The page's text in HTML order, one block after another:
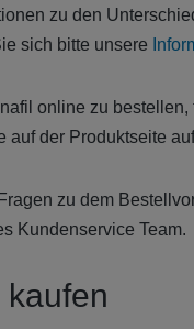
zu den
sich bitte unsere
online zu
auf der Produktseite
zu dem
Kundenservice Team.